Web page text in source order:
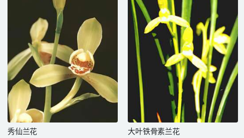
秀仙兰花 大叶铁骨素兰花